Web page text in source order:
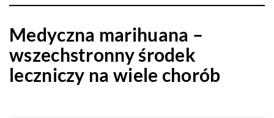
Medyczna marihuana –
wszechstronny środek
leczniczy na wiele chorób